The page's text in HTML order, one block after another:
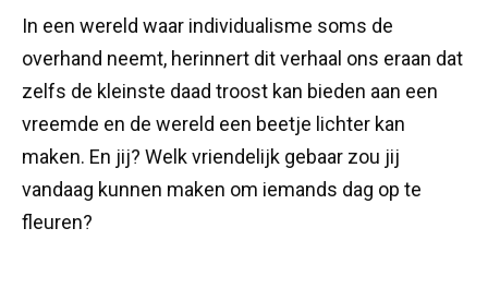
In een wereld waar individualisme soms de
overhand neemt, herinnert dit verhaal ons eraan dat
zelfs de kleinste daad troost kan bieden aan een
vreemde en de wereld een beetje lichter kan
maken. En jij? Welk vriendelijk gebaar zou jij
vandaag kunnen maken om iemands dag op te
fleuren?